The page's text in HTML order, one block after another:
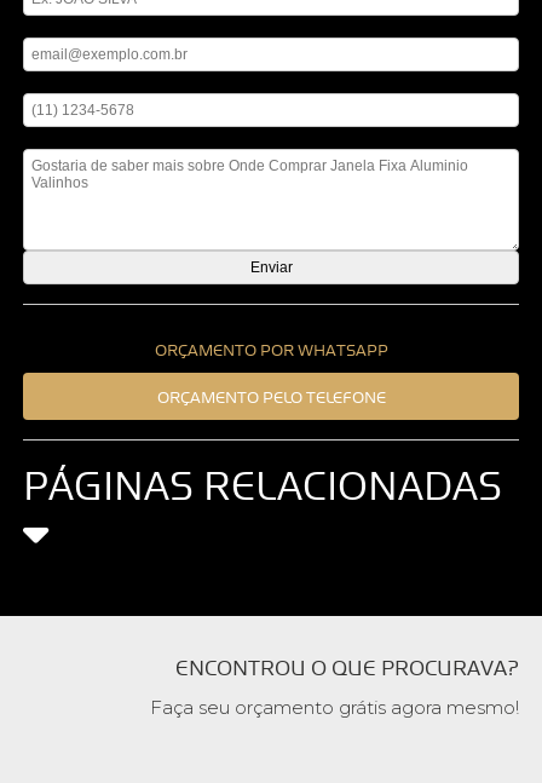
ORÇAMENTO POR WHATSAPP
ORÇAMENTO PELO TELEFONE
PÁGINAS RELACIONADAS
ENCONTROU O QUE PROCURAVA?
Faça seu orçamento grátis agora mesmo!